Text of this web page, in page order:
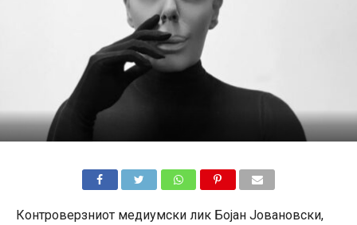
Контроверзниот медиумски лик Бојан Јовановски,